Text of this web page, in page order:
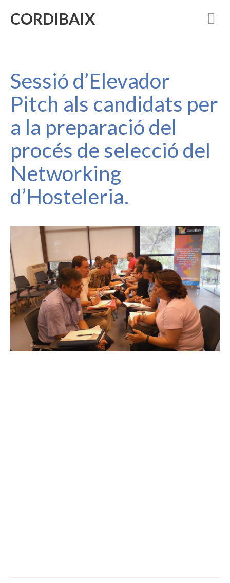
CORDIBAIX
Sessió d’Elevador
Pitch als candidats per
a la preparació del
procés de selecció del
Networking
d’Hosteleria.